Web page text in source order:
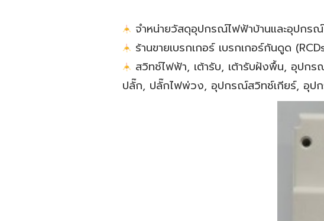
จำหน่ายวัสดุอุปกรณ์ไฟฟ้าบ้านและอุปกร
ร้านขายเบรกเกอร์ เบรกเกอร์กันดูด
สวิทช์ไฟฟ้า, เต้ารับ, เต้ารับฝังพื้น, อุปกร
ปลั๊ก, ปลั๊กไฟพ่วง, อุปกรณ์สวิทช์เกียร์, อุป